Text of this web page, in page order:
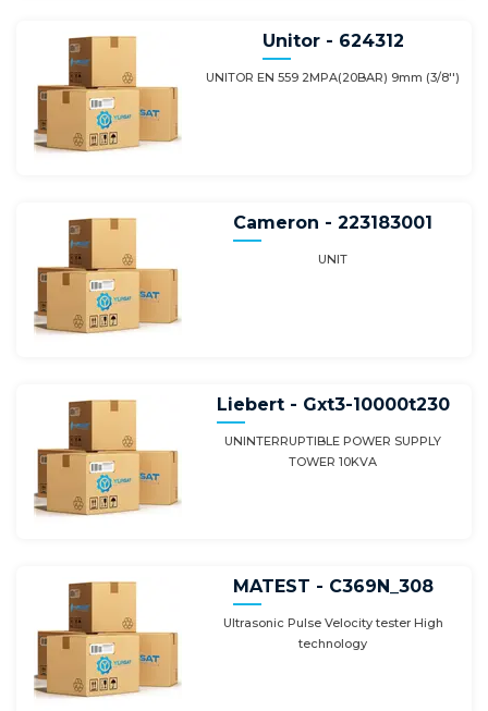
Unitor - 624312
UNITOR EN 559 2MPA(20BAR) 9mm (3/8'')
Cameron - 223183001
UNIT
Liebert - Gxt3-10000t230
UNINTERRUPTIBLE POWER SUPPLY
TOWER 10KVA
MATEST - C369N_308
Ultrasonic Pulse Velocity tester High
technology